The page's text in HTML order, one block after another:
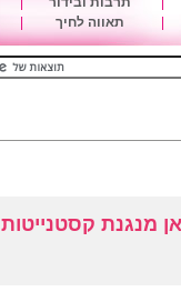
תאווה לחיך
מנגנת קסטנייטות